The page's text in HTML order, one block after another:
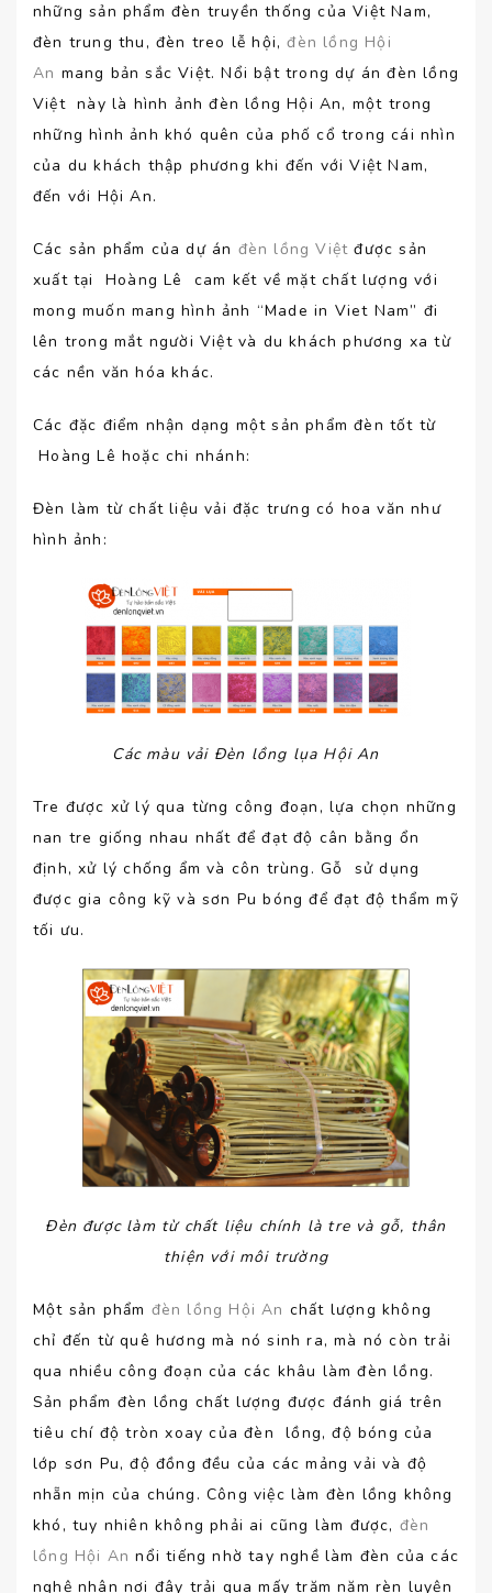
những sản phẩm đèn truyền thống của Việt Nam,
đèn trung thu, đèn treo lễ hội,đèn lồng Hội
An mang bản sắc Việt. Nổi bật trong dự án đèn lồng
Việt này là hình ảnh đèn lồng Hội An, một trong
những hình ảnh khó quên của phố cổ trong cái nhìn
của du khách thập phương khi đến với Việt Nam,
đến với Hội An.
Các sản phẩm của dự án đèn lồng Việtđược sản
xuất tại Hoàng Lê cam kết về mặt chất lượng với
mong muốn mang hình ảnh “Made in Viet Nam” đi
lên trong mắt người Việt và du khách phương xa từ
các nền văn hóa khác.
Các đặc điểm nhận dạng một sản phẩm đèn tốt từ
Hoàng Lê hoặc chi nhánh:
Đèn làm từ chất liệu vải đặc trưng có hoa văn như
hình ảnh:
Các màu vải Đèn lồng lụa Hội An
Tre được xử lý qua từng công đoạn, lựa chọn những
nan tre giống nhau nhất để đạt độ cân bằng ổn
định, xử lý chống ẩm và côn trùng. Gỗ sử dụng
được gia công kỹ và sơn Pu bóng để đạt độ thẩm mỹ
tối ưu.
Đèn được làm từ chất liệu chính là tre và gỗ, thân
thiện với môi trường
Một sản phẩm đèn lồng Hội An chất lượng không
chỉ đến từ quê hương mà nó sinh ra, mà nó còn trải
qua nhiều công đoạn của các khâu làm đèn lồng.
Sản phẩm đèn lồng chất lượng được đánh giá trên
tiêu chí độ tròn xoay của đèn lồng, độ bóng của
lớp sơn Pu, độ đồng đều của các mảng vải và độ
nhẵn mịn của chúng. Công việc làm đèn lồng không
khó, tuy nhiên không phải ai cũng làm được, đèn
lồng Hội Annổi tiếng nhờ tay nghề làm đèn của các
nghệ nhân nơi đây trải qua mấy trăm năm rèn luyện